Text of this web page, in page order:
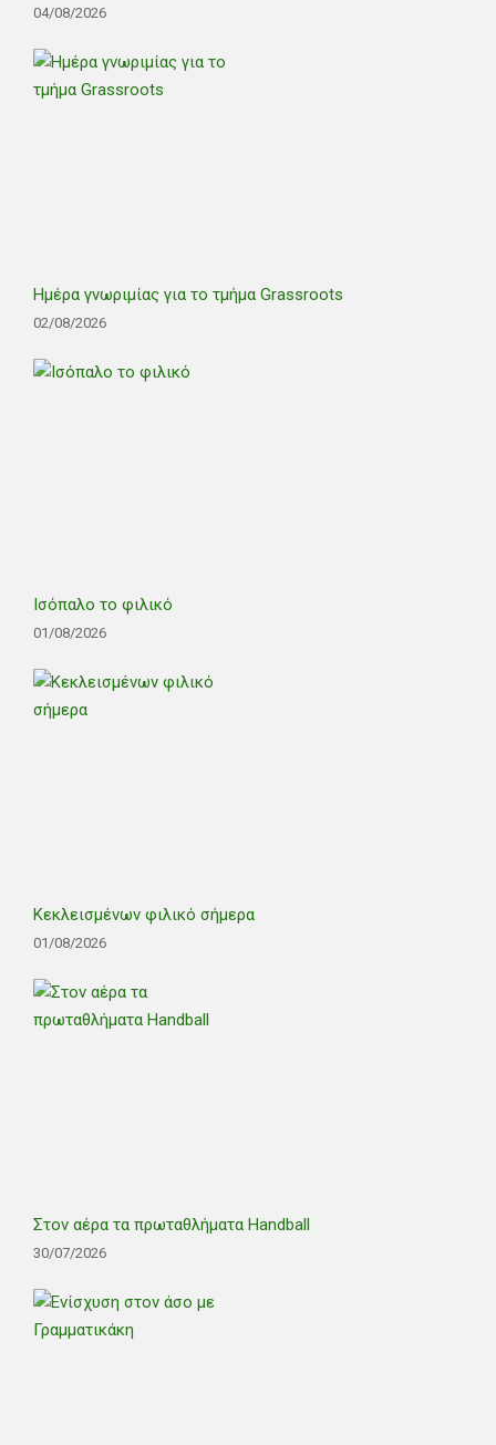
04/08/2026
Ημέρα γνωριμίας για το τμήμα Grassroots
02/08/2026
Ισόπαλο το φιλικό
01/08/2026
Κεκλεισμένων φιλικό σήμερα
01/08/2026
Στον αέρα τα πρωταθλήματα Handball
30/07/2026